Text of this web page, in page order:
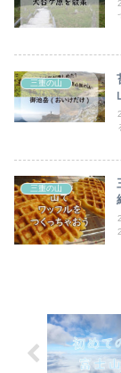
三重の山
三重の山